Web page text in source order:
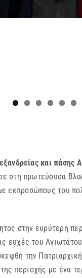
και πάσης
στη πρωτεύουσα
του
στην ευρύτερη
ευχές του
την
περιοχής με